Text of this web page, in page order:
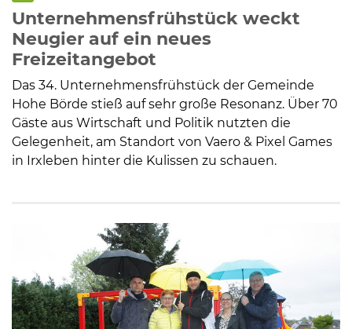
Unternehmensfrühstück weckt
Neugier auf ein neues
Freizeitangebot
Das 34. Unternehmensfrühstück der Gemeinde
Hohe Börde stieß auf sehr große Resonanz. Über 70
Gäste aus Wirtschaft und Politik nutzten die
Gelegenheit, am Standort von Vaero & Pixel Games
in Irxleben hinter die Kulissen zu schauen.